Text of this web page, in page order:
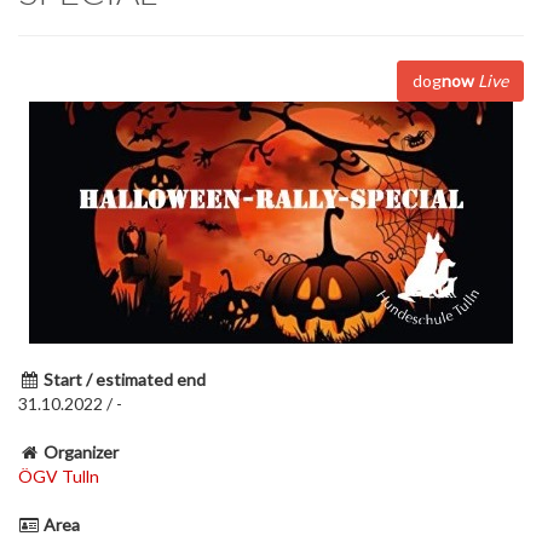
dognow Live
Start / estimated end
31.10.2022 / -
Organizer
ÖGV Tulln
Area